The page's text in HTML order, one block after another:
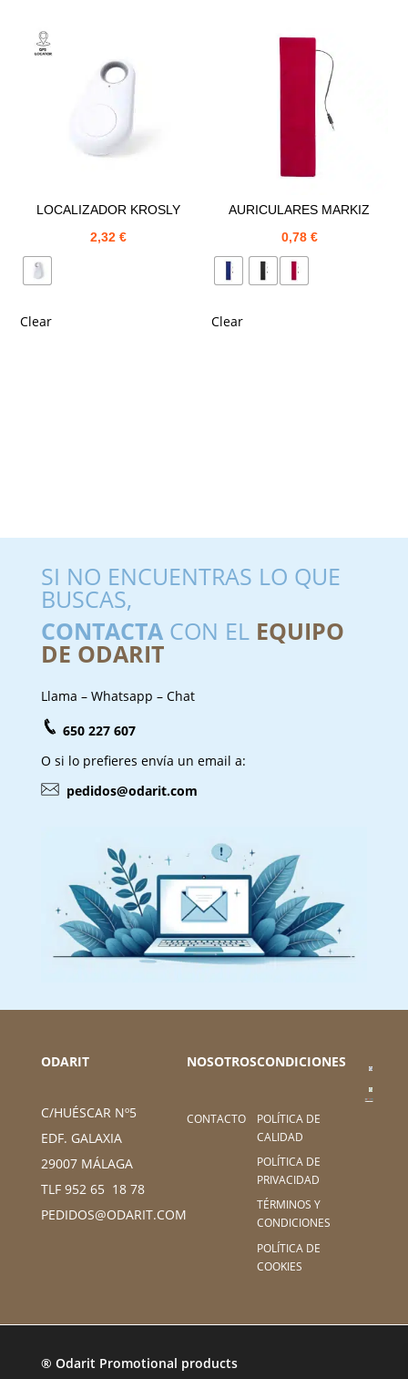
LOCALIZADOR KROSLY
2,32€
Clear
AURICULARES MARKIZ
0,78 €
Clear
SI NO ENCUENTRAS LO QUE
BUSCAS,
CONTACTACON EL EQUIPO
DE ODARIT
Llama – Whatsapp – Chat
650 227 607
O si lo prefieres envía un email a:
pedidos@odarit.com
ODARIT
C/HUÉSCAR Nº5
EDF. GALAXIA
29007 MÁLAGA
TLF 952 65 18 78
PEDIDOS@ODARIT.COM
NOSOTROS
CONTACTO
CONDICIONES
POLÍTICA DE
CALIDAD
POLÍTICA DE
PRIVACIDAD
TÉRMINOS Y
CONDICIONES
POLÍTICA DE
COOKIES
® Odarit Promotional products